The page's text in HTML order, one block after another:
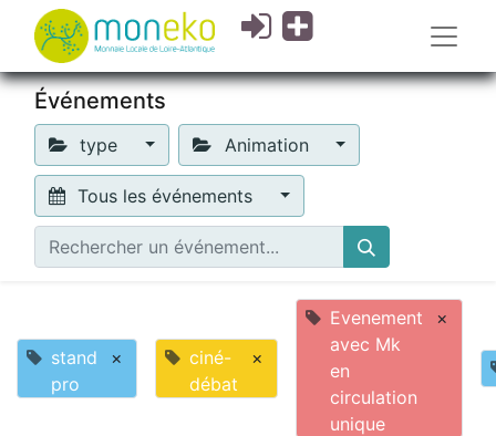
Événements
type Animation
Tous les événements
stand
pro
×
ciné-
débat
×
Evenement
avec Mk
en
circulation
unique
×